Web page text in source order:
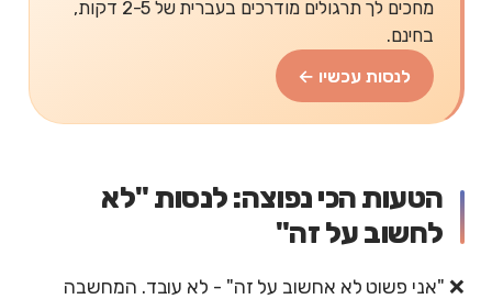
מחכים לך תרגולים מודרכים בעברית של 2-5 דקות,
בחינם.
לנסות עכשיו ←
הטעות הכי נפוצה: לנסות "לא
לחשוב על זה"
❌ "אני פשוט לא אחשוב על זה" - לא עובד. המחשבה